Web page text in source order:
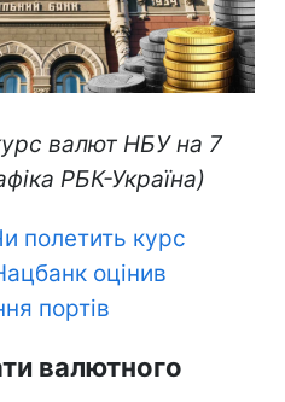
валют НБУ на 7
РБК-Україна)
полетить курс
оцінив
портів
валютного